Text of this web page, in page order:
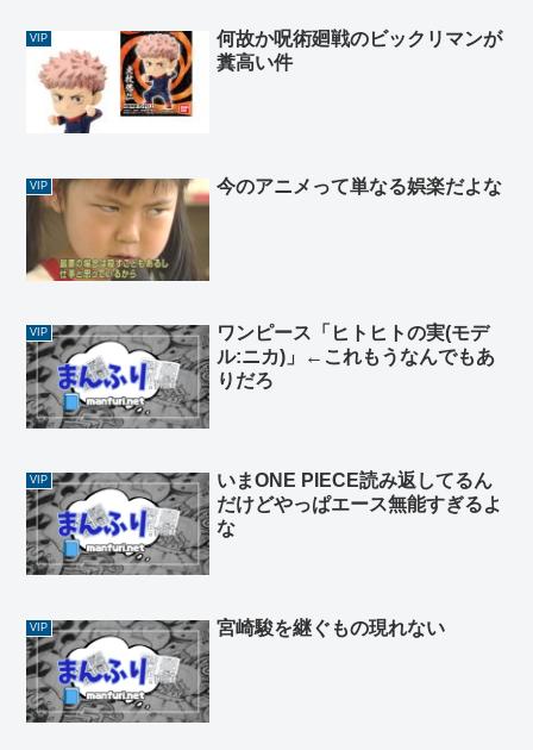
VIP
何故か呪術廻戦のビックリマンが
糞高い件
VIP 今のアニメって単なる娯楽だよな
VIP
ワンピース「ヒトヒトの実(モデ
ル:ニカ)」←これもうなんでもあ
りだろ
VIP
いまONE PIECE読み返してるん
だけどやっぱエース無能すぎるよ
な
VIP 宮崎駿を継ぐもの現れない